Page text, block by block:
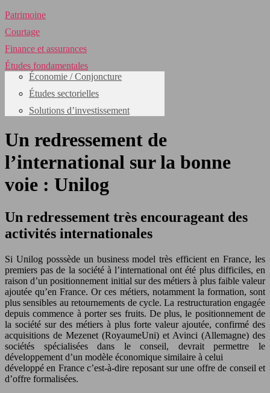
Patrimoine
Courtage
Finance et assurances
Études fondamentales
Économie / Conjoncture
Études sectorielles
Solutions d’investissement
Un redressement de
l’international sur la bonne
voie : Unilog
Un redressement très encourageant des
activités internationales
Si Unilog posssède un business model très efficient en France, les
premiers pas de la société à l’international ont été plus difficiles, en
raison d’un positionnement initial sur des métiers à plus faible valeur
ajoutée qu’en France. Or ces métiers, notamment la formation, sont
plus sensibles au retournements de cycle. La restructuration engagée
depuis commence à porter ses fruits. De plus, le positionnement de
la société sur des métiers à plus forte valeur ajoutée, confirmé des
acquisitions de Mezenet (RoyaumeUni) et Avinci (Allemagne) des
sociétés spécialisées dans le conseil, devrait permettre le
développement d’un modèle économique similaire à celui
développé en France c’est-à-dire reposant sur une offre de conseil et
d’offre formalisées.